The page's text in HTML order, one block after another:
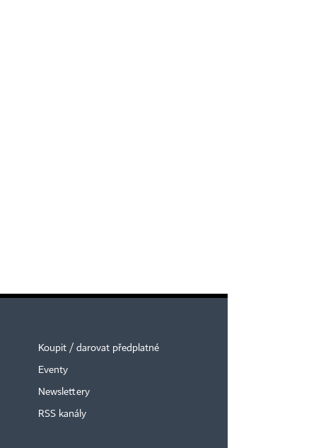
Koupit / darovat předplatné
Eventy
Newslettery
RSS kanály